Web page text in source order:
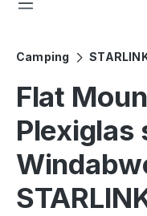
Camping
Flat
Plexiglas